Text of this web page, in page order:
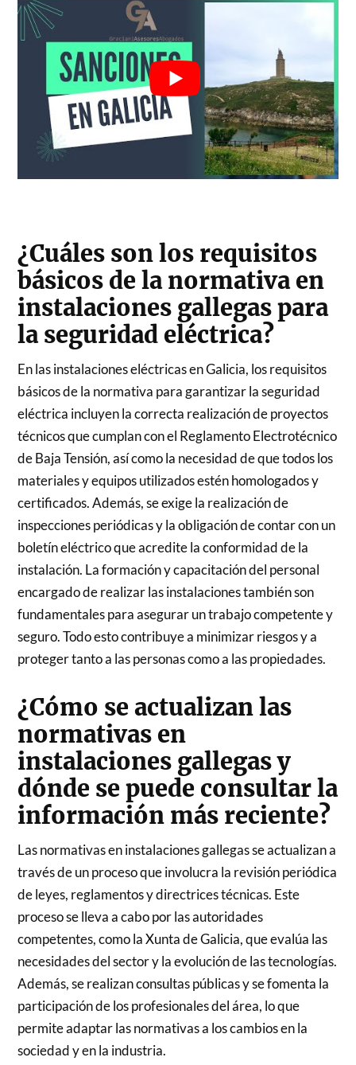
¿Cuáles son los requisitos
básicos de la normativa en
instalaciones gallegas para
la seguridad eléctrica?
En las instalaciones eléctricas en Galicia, los requisitos
básicos de la normativa para garantizar la seguridad
eléctrica incluyen la correcta realización de proyectos
técnicos que cumplan con el Reglamento Electrotécnico
de Baja Tensión, así como la necesidad de que todos los
materiales y equipos utilizados estén homologados y
certificados. Además, se exige la realización de
inspecciones periódicas y la obligación de contar con un
boletín eléctrico que acredite la conformidad de la
instalación. La formación y capacitación del personal
encargado de realizar las instalaciones también son
fundamentales para asegurar un trabajo competente y
seguro. Todo esto contribuye a minimizar riesgos y a
proteger tanto a las personas como a las propiedades.
¿Cómo se actualizan las
normativas en
instalaciones gallegas y
dónde se puede consultar la
información más reciente?
Las normativas en instalaciones gallegas se actualizan a
través de un proceso que involucra la revisión periódica
de leyes, reglamentos y directrices técnicas. Este
proceso se lleva a cabo por las autoridades
competentes, como la Xunta de Galicia, que evalúa las
necesidades del sector y la evolución de las tecnologías.
Además, se realizan consultas públicas y se fomenta la
participación de los profesionales del área, lo que
permite adaptar las normativas a los cambios en la
sociedad y en la industria.